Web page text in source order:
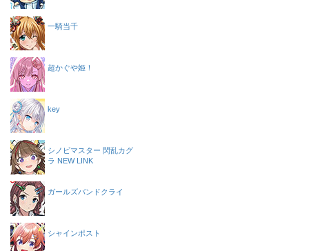
一騎当千
超かぐや姫！
key
シノビマスター 閃乱カグ
ラ NEW LINK
ガールズバンドクライ
シャインポスト